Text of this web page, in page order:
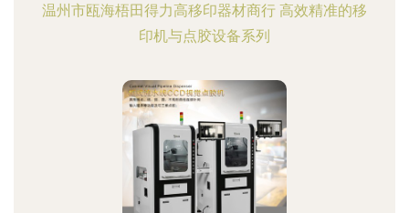
温州市瓯海梧田得力高移印器材商行 高效精准的移
印机与点胶设备系列